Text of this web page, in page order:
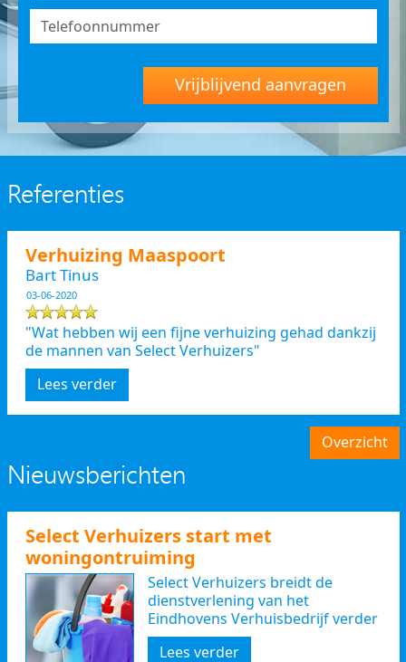
Vrijblijvend aanvragen
Referenties
Verhuizing Maaspoort
Bart Tinus
03-06-2020
"Wat hebben wij een fijne verhuizing gehad dankzij
de mannen van Select Verhuizers"
Lees verder
Overzicht
Nieuwsberichten
Select Verhuizers start met
woningontruiming
Select Verhuizers breidt de
dienstverlening van het
Eindhovens Verhuisbedrijf verder
uit
Lees verder